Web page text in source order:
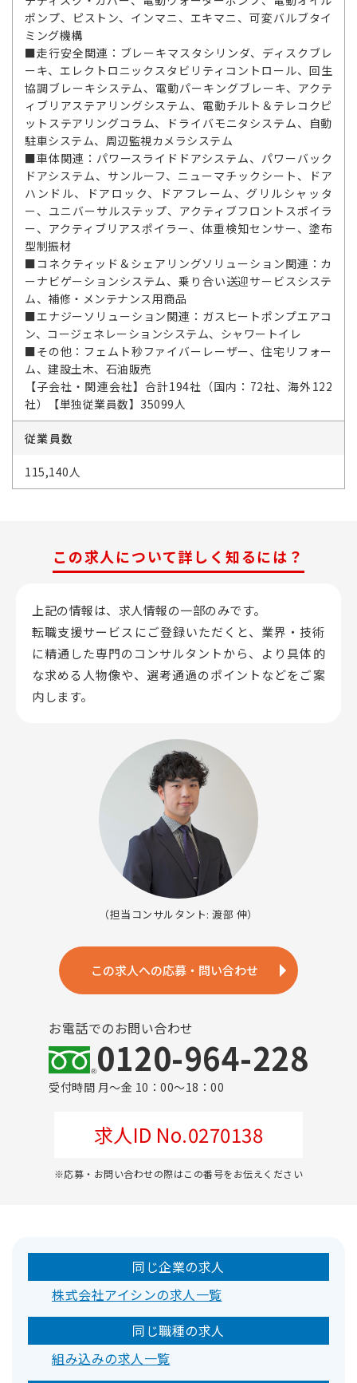
ポンプ、ピストン、インマニ、エキマニ、可変バルブタイ
ミング機構
■走行安全関連：ブレーキマスタシリンダ、ディスクブレ
ーキ、エレクトロニックスタビリティコントロール、回生
協調ブレーキシステム、電動パーキングブレーキ、アクテ
ィブリアステアリングシステム、電動チルト＆テレコクピ
ットステアリングコラム、ドライバモニタシステム、自動
駐車システム、周辺監視カメラシステム
■車体関連：パワースライドドアシステム、パワーバック
ドアシステム、サンルーフ、ニューマチックシート、ドア
ハンドル、ドアロック、ドアフレーム、グリルシャッタ
ー、ユニバーサルステップ、アクティブフロントスポイラ
ー、アクティブリアスポイラー、体重検知センサー、塗布
型制振材
■コネクティッド＆シェアリングソリューション関連：カ
ーナビゲーションシステム、乗り合い送迎サービスシステ
ム、補修・メンテナンス用商品
■エナジーソリューション関連：ガスヒートポンプエアコ
ン、コージェネレーションシステム、シャワートイレ
■その他：フェムト秒ファイバーレーザー、住宅リフォー
ム、建設土木、石油販売
【子会社・関連会社】合計194社（国内：72社、海外122
社）【単独従業員数】35099人
従業員数
115,140人
この求人について詳しく知るには？
上記の情報は、求人情報の一部のみです。
転職支援サービスにご登録いただくと、業界・技術
に精通した専門のコンサルタントから、 より具体的
な求める人物像や、選考通過のポイントなどをご案
内します。
（担当コンサルタント: 渡部 伸）
この求人への応募・問い合わせ
お電話でのお問い合わせ
0120-964-228
受付時間 月～金 10：00～18：00
求人ID No.0270138
※応募・お問い合わせの際はこの番号をお伝えください
同じ企業の求人
株式会社アイシンの求人一覧
同じ職種の求人
組み込みの求人一覧